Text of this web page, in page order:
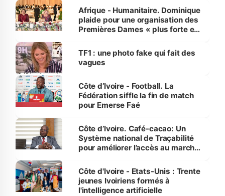
Afrique - Humanitaire. Dominique
plaide pour une organisation des
Premières Dames « plus forte et
sur la scène internationale »
TF1 : une photo fake qui fait des
vagues
Côte d’Ivoire - Football. La
Fédération siffle la fin de match
pour Emerse Faé
Côte d’Ivoire. Café-cacao: Un
Système national de Traçabilité
pour améliorer l’accès au marché
Côte d'Ivoire - Etats-Unis : Trente
jeunes Ivoiriens formés à
l'intelligence artificielle